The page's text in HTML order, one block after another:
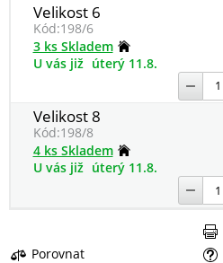
Velikost 6
Kód:198/6
3 ks Skladem
U vás již úterý 11.8.
Velikost 8
Kód:198/8
4 ks Skladem
U vás již úterý 11.8.
Porovnat